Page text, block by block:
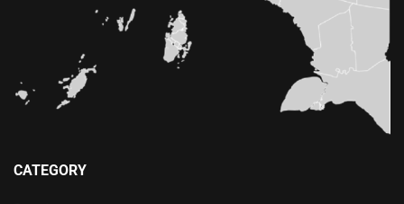
CATEGORY